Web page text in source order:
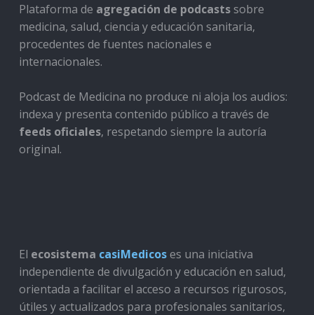
Plataforma de agregación de podcastssobre
medicina, salud, ciencia y educación sanitaria,
procedentes de fuentes nacionales e
internacionales.
Podcast de Medicina no produce ni aloja los audios:
indexa y presenta contenido público a través de
feeds oficiales, respetando siempre la autoría
original.
El ecosistema casiMedicoses una iniciativa
independiente de divulgación y educación en salud,
orientada a facilitar el acceso a recursos rigurosos,
útiles y actualizados para profesionales sanitarios,